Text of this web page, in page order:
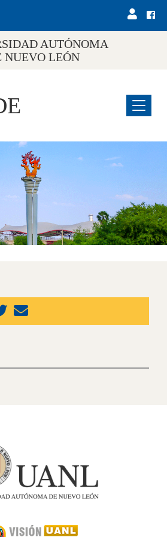
AUTÓNOMA
NUEVO LEÓN
Menu